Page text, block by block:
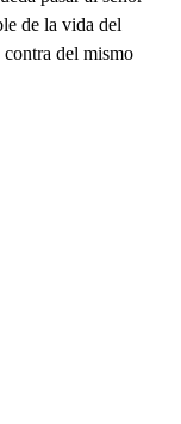
de la vida del
del mismo